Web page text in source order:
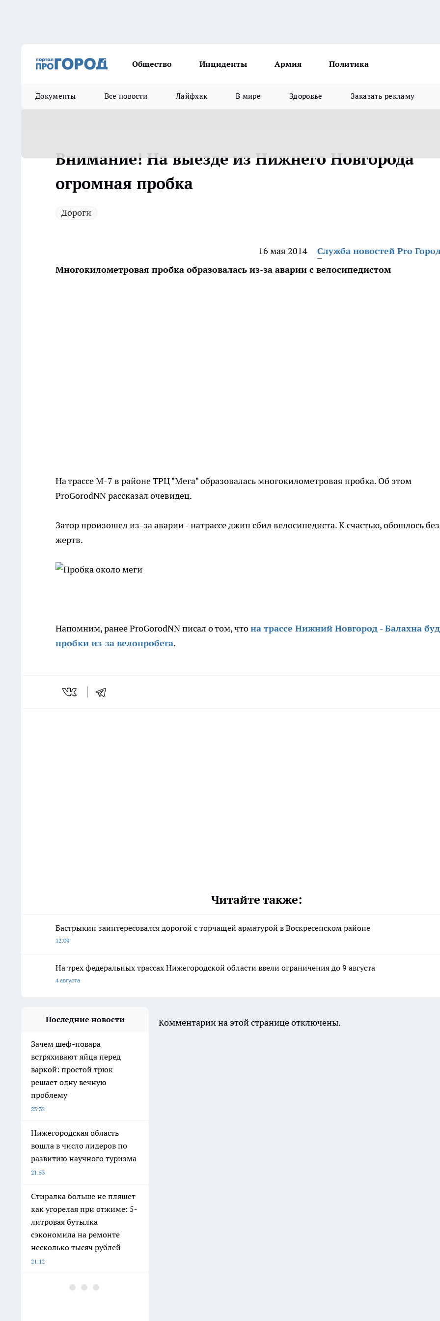
Общество Инциденты Армия Политика
Документы Все новости Лайфхак В мире Здоровье Заказать рекламу
Внимание! На выезде из Нижнего Новгорода
огромная пробка
Дороги
16 мая 2014
Служба новостей Pro
Многокилометровая пробка образовалась из-за аварии с велосипедистом
На трассе М-7 в районе ТРЦ "Мега" образовалась многокилометровая пробка. Об этом
ProGorodNN рассказал очевидец.
Затор произошел из-за аварии - натрассе джип сбил велосипедиста. К счастью, обошлось без
жертв.
Напомним, ранее ProGorodNN писал о том, чтона трассе Нижний Новгород - Балахна
пробки из-за велопробега.
Читайте также:
Бастрыкин заинтересовался дорогой с торчащей арматурой в Воскресенском районе
12:09
На трех федеральных трассах Нижегородской области ввели ограничения до 9 августа
4 августа
Последние новости
Зачем шеф-повара
встряхивают яйца перед
варкой: простой трюк
решает одну вечную
проблему
23:32
Нижегородская область
вошла в число лидеров по
развитию научного туризма
21:53
Стиралка больше не пляшет
как угорелая при отжиме: 5-
литровая бутылка
сэкономила на ремонте
несколько тысяч рублей
21:12
В Сарове ищут
Комментарии на этой странице отключены.